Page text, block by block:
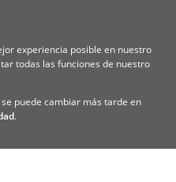
experiencia posible en nuestro
todas las funciones de nuestro
puede cambiar más tarde en
.